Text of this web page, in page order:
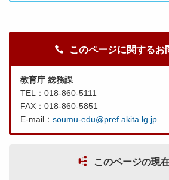
このページに関するお
教育庁 総務課
TEL：018-860-5111
FAX：018-860-5851
E-mail： soumu-edu@pref.akita.lg.jp
このページの現